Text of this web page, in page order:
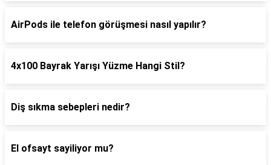
AirPods ile telefon görüşmesi nasıl yapılır?
4x100 Bayrak Yarışı Yüzme Hangi Stil?
Diş sıkma sebepleri nedir?
El ofsayt sayiliyor mu?